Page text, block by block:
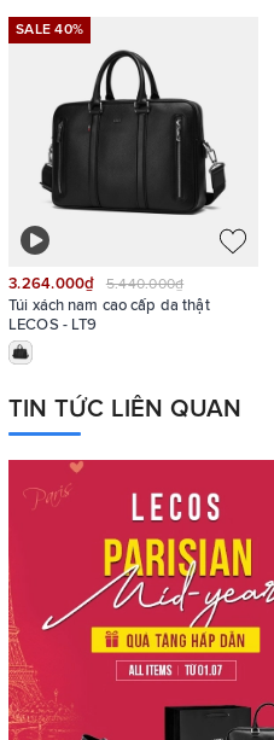
SALE 40%
3.264.000₫ 5.440.000₫
Túi xách nam cao cấp da thật
LECOS - LT9
TIN TỨC LIÊN QUAN